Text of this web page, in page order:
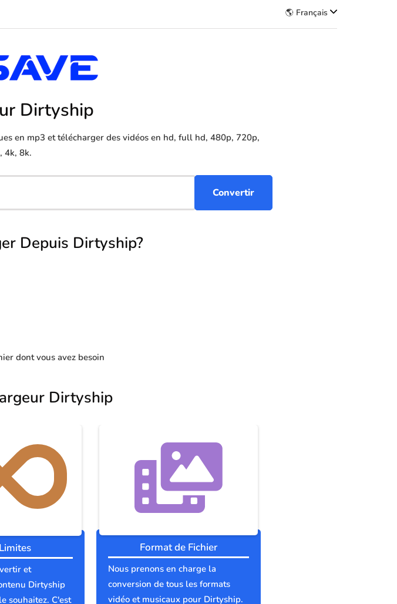
🌎 Français
Dirtyship
en mp3 et télécharger des vidéos en hd, full hd, 480p, 720p,
4k, 8k.
Depuis Dirtyship?
dont vous avez besoin
Dirtyship
et
Dirtyship
souhaitez. C'est
Format de Fichier
Nous prenons en charge la
conversion de tous les formats
vidéo et musicaux pour Dirtyship.